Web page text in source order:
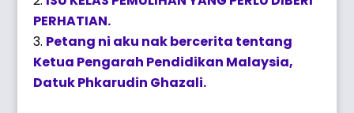
PERHATIAN.
Petang ni aku nak bercerita tentang
Ketua Pengarah Pendidikan Malaysia,
Datuk Phkarudin Ghazali.